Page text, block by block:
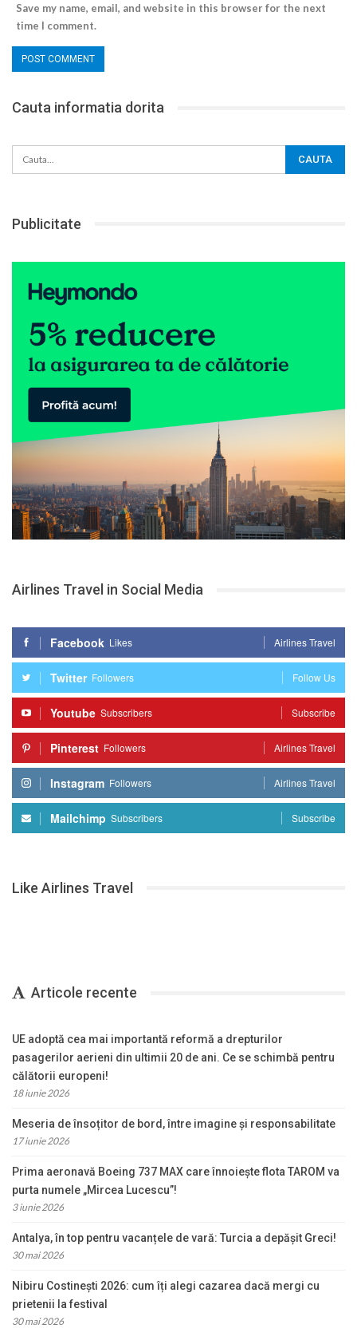
Save my name, email, and website in this browser for the next
time I comment.
Cauta informatia dorita
Publicitate
Airlines Travel in Social Media
Facebook Likes Airlines Travel
Twitter Followers Follow Us
Youtube Subscribers Subscribe
Pinterest Followers Airlines Travel
Instagram Followers Airlines Travel
Mailchimp Subscribers Subscribe
Like Airlines Travel
Articole recente
UE adoptă cea mai importantă reformă a drepturilor
pasagerilor aerieni din ultimii 20 de ani. Ce se schimbă pentru
călătorii europeni!
18 iunie 2026
Meseria de însoțitor de bord, între imagine și responsabilitate
17 iunie 2026
Prima aeronavă Boeing 737 MAX care înnoiește flota TAROM va
purta numele „Mircea Lucescu”!
3 iunie 2026
Antalya, în top pentru vacanțele de vară: Turcia a depășit Greci!
30 mai 2026
Nibiru Costinești 2026: cum îți alegi cazarea dacă mergi cu
prietenii la festival
30 mai 2026